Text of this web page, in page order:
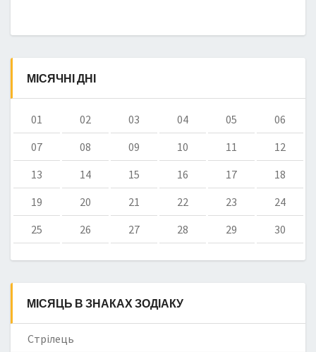
МІСЯЧНІ ДНІ
01 02 03 04 05
06
07
08 09 10 11
12
13
14 15 16 17
18
19
20 21 22 23
24
25
26 27 28 29 30
МІСЯЦЬ В ЗНАКАХ ЗОДІАКУ
Стрілець